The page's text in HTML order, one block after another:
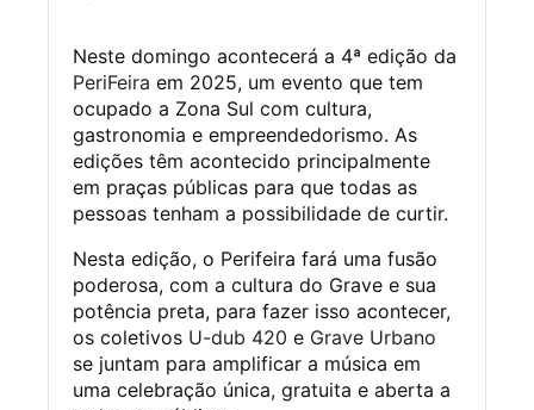
Neste domingo acontecerá a 4ª edição da
PeriFeira em 2025, um evento que tem
ocupado a Zona Sul com cultura,
gastronomia e empreendedorismo. As
edições têm acontecido principalmente
em praças públicas para que todas as
pessoas tenham a possibilidade de curtir.
Nesta edição, o Perifeira fará uma fusão
poderosa, com a cultura do Grave e sua
potência preta, para fazer isso acontecer,
os coletivos U-dub 420 e Grave Urbano
se juntam para amplificar a música em
uma celebração única, gratuita e aberta a